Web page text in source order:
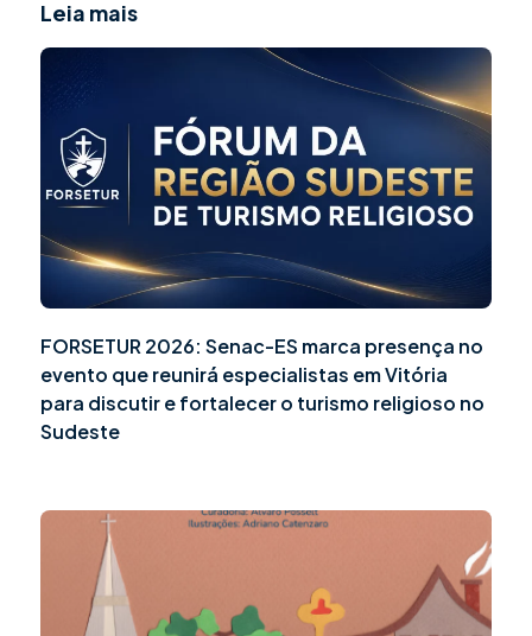
Leia mais
FORSETUR 2026: Senac-ES marca presença no
evento que reunirá especialistas em Vitória
para discutir e fortalecer o turismo religioso no
Sudeste